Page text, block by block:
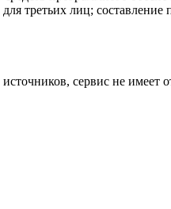
третьих лиц;
сервис не